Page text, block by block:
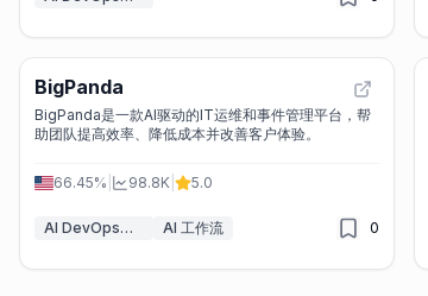
BigPanda
BigPanda是一款AI驱动的IT运维和事件管理平台，帮
助团队提高效率、降低成本并改善客户体验。
66.45% 98.8K 5.0
AI DevOps助理 AI 工作流 0